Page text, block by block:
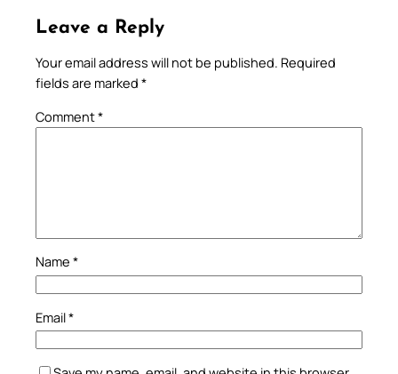
Leave a Reply
Your email address will not be published. Required
fields are marked *
Comment*
Name *
Email*